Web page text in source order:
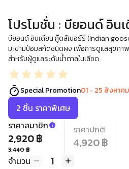
โปรโมชั่น : บียอนด์ อิน
บียอนด์ อินเดียน กู๊ดส์เบอร์รี่ (Indian
มะขามป้อมสกัดชนิดผง เพื่อการดูแลสุขภาพ
สำหรับผู้ดูแลระดับน้ำตาลในเลือด
Special Promotion01 - 25 สิงหาค
2 ชิ้น ราคาพิเศษ
ราคาสมาชิก
2,920 ฿
3,440 ฿
ราคาปกติ
4,920 ฿
จำนวน 1